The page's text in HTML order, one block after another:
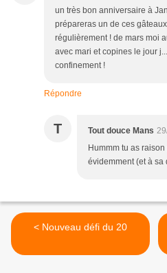
un très bon anniversaire à
prépareras un de ces
régulièrement ! de mars moi
avec mari et copines le jour
confinement !
Répondre
T Tout douce Mans
Hummm tu as
évidemment (et à sa
< Nouveau défi du 20